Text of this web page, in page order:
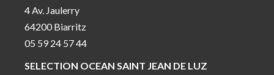
4 Av. Jaulerry
64200 Biarritz
05 59 24 57 44
SELECTION OCEAN SAINT JEAN DE LUZ